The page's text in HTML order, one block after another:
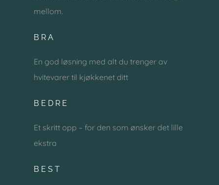
mellom.
BRA
En god løsning med alt du trenger av
hvitevarer til kjøkkenet ditt
BEDRE
Et skritt opp – for den som ønsker det lille
ekstra
BEST